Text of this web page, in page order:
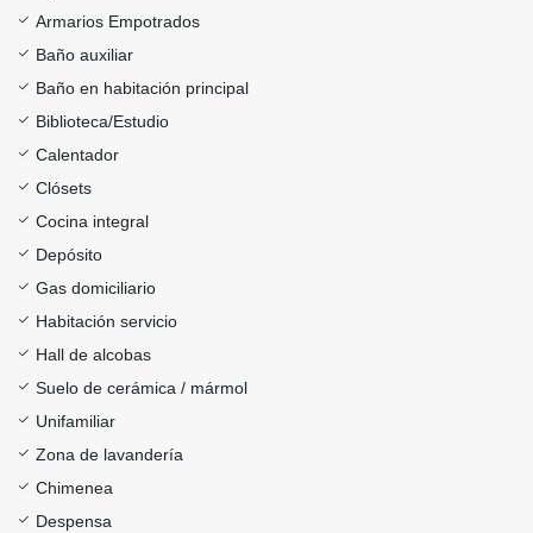
Armarios Empotrados
Baño auxiliar
Baño en habitación principal
Biblioteca/Estudio
Calentador
Clósets
Cocina integral
Depósito
Gas domiciliario
Habitación servicio
Hall de alcobas
Suelo de cerámica / mármol
Unifamiliar
Zona de lavandería
Chimenea
Despensa